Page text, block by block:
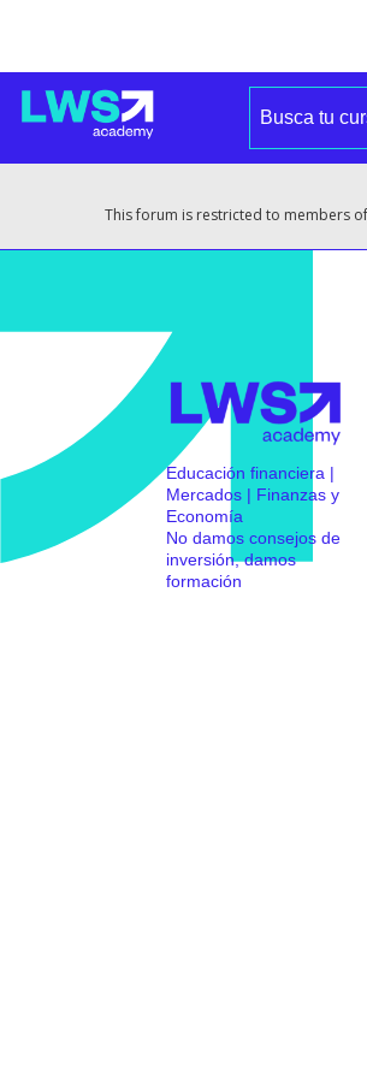
This forum is restricted to members
Educación financiera |
Mercados | Finanzas y
Economía
No damos consejos de
inversión, damos
formación